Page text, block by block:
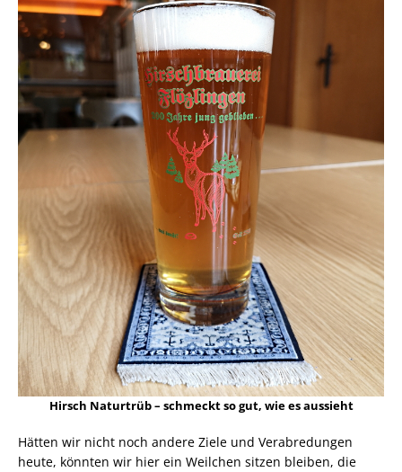
Hirsch Naturtrüb – schmeckt so gut, wie es aussieht
Hätten wir nicht noch andere Ziele und Verabredungen
heute, könnten wir hier ein Weilchen sitzen bleiben, die